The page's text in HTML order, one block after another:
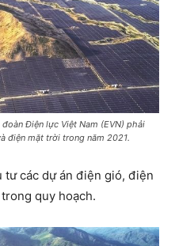
Điện lực Việt Nam (EVN) phải
điện mặt trời trong năm 2021.
tư các dự án điện gió, điện
quy hoạch.